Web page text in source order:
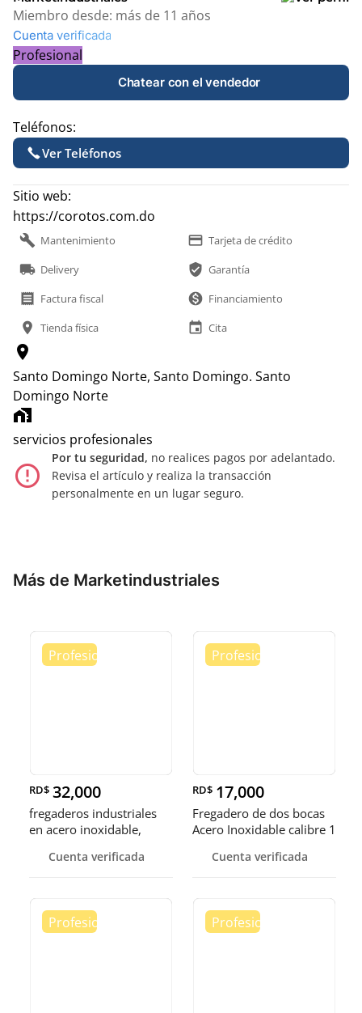
Miembro desde: más de 11 años
Cuenta verificada
Profesional
Chatear con el vendedor
Teléfonos:
Ver Teléfonos
Sitio web:
https://corotos.com.do
build Mantenimiento payment Tarjeta de crédito
local_shipping Delivery verified_user Garantía
receipt Factura fiscal monetization_on Financiamiento
location_on Tienda física event Cita
location_on
Santo Domingo Norte, Santo Domingo. Santo
Domingo Norte
home_work
servicios profesionales
error_outline
Por tu seguridad, no realices pagos por adelantado.
Revisa el artículo y realiza la transacción
personalmente en un lugar seguro.
Más de Marketindustriales
RD$ 32,000
fregaderos industriales
en acero inoxidable,
Cuenta verificada
RD$ 17,000
Fregadero de dos bocas
Acero Inoxidable calibre 1
Cuenta verificada